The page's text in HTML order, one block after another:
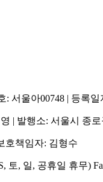
서울아00748 | 등록일
| 발행소: 서울시 종
호책임자: 김형수
토, 일, 공휴일 휴무)